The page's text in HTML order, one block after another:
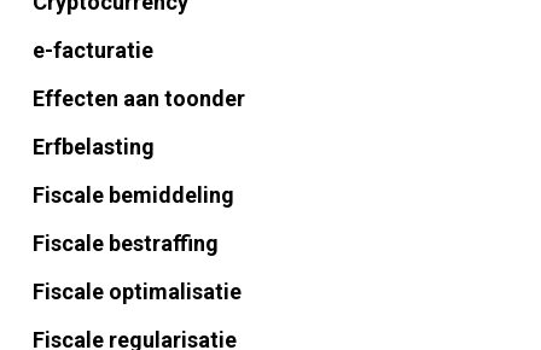
e-facturatie
Effecten aan toonder
Erfbelasting
Fiscale bemiddeling
Fiscale bestraffing
Fiscale optimalisatie
Fiscale regularisatie